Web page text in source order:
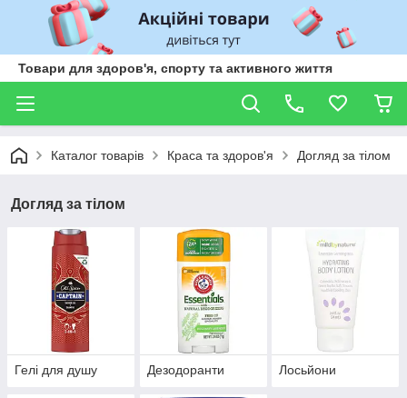
Товари для здоров'я, спорту та активного життя
Каталог товарів Краса та здоров'я Догляд за тілом
Догляд за тілом
Гелі для душу Дезодоранти Лосьйони